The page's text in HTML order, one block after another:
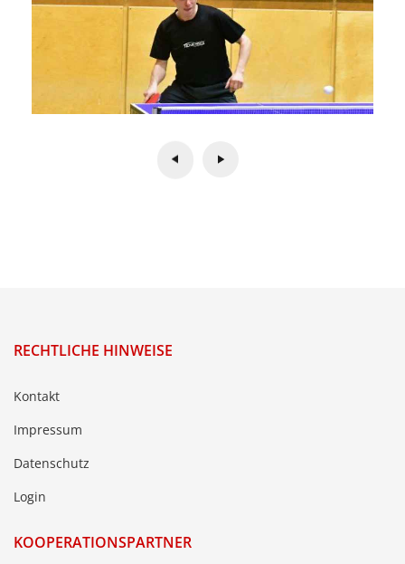
RECHTLICHE HINWEISE
Kontakt
Impressum
Datenschutz
Login
KOOPERATIONSPARTNER